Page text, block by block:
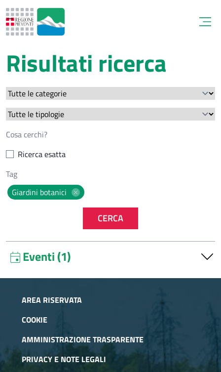
Risultati ricerca
Ricerca esatta
Giardini botanici
CERCA
eventEventi (1)
Giardini botanici alpini27 Giugno 2025
alpino, un patrimonio da valorizzare" a cura dei Parchi Alpi
Cozie in collaborazione con il Giardino Botanico Rea
AREA RISERVATA
COOKIE
AMMINISTRAZIONE TRASPARENTE
PRIVACY E NOTE LEGALI